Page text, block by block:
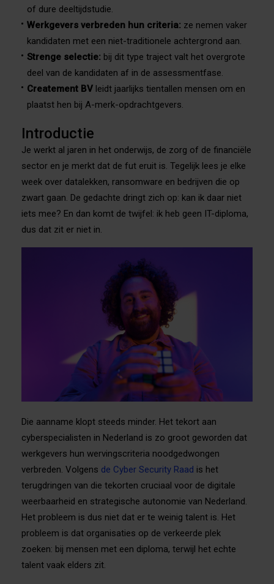
of dure deeltijdstudie.
Werkgevers verbreden hun criteria: ze nemen vaker
kandidaten met een niet-traditionele achtergrond aan.
Strenge selectie: bij dit type traject valt het overgrote
deel van de kandidaten af in de assessmentfase.
Createment BV leidt jaarlijks tientallen mensen om en
plaatst hen bij A-merk-opdrachtgevers.
Introductie
Je werkt al jaren in het onderwijs, de zorg of de financiële
sector en je merkt dat de fut eruit is. Tegelijk lees je elke
week over datalekken, ransomware en bedrijven die op
zwart gaan. De gedachte dringt zich op: kan ik daar niet
iets mee? En dan komt de twijfel: ik heb geen IT-diploma,
dus dat zit er niet in.
Die aanname klopt steeds minder. Het tekort aan
cyberspecialisten in Nederland is zo groot geworden dat
werkgevers hun wervingscriteria noodgedwongen
verbreden. Volgens de Cyber Security Raad is het
terugdringen van die tekorten cruciaal voor de digitale
weerbaarheid en strategische autonomie van Nederland.
Het probleem is dus niet dat er te weinig talent is. Het
probleem is dat organisaties op de verkeerde plek
zoeken: bij mensen met een diploma, terwijl het echte
talent vaak elders zit.